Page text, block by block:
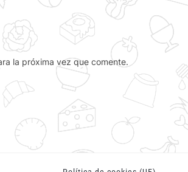
la próxima vez que comente.